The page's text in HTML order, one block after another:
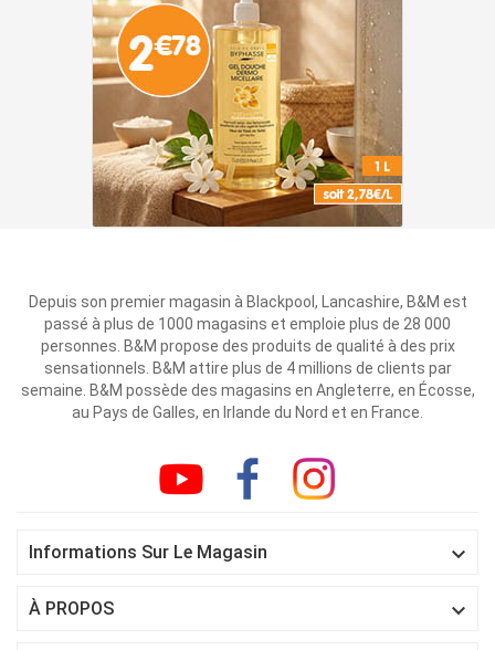
Depuis son premier magasin à Blackpool, Lancashire, B&M est
passé à plus de 1000 magasins et emploie plus de 28 000
personnes. B&M propose des produits de qualité à des prix
sensationnels. B&M attire plus de 4 millions de clients par
semaine. B&M possède des magasins en Angleterre, en Écosse,
au Pays de Galles, en Irlande du Nord et en France.
Informations Sur Le Magasin 
À PROPOS 